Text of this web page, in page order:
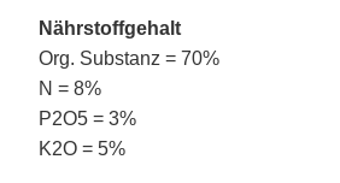
Nährstoffgehalt
Org. Substanz = 70%
N = 8%
P2O5 = 3%
K2O = 5%